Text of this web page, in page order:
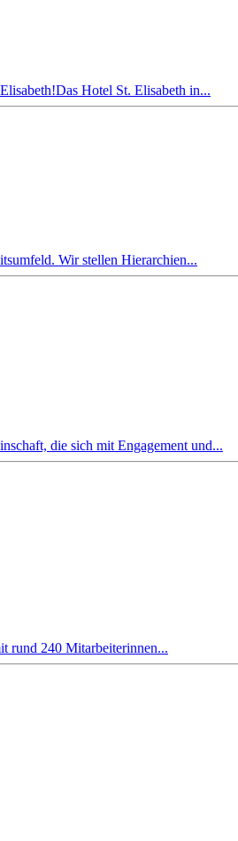
Hotel St. Elisabeth in...
Wir stellen Hierarchien...
die sich mit Engagement und...
rund 240 Mitarbeiterinnen...